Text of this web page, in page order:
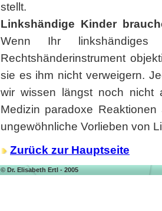
stellt.
Linkshändige Kinder
Wenn Ihr
Rechtshänderinstrument
sie es ihm nicht verweigern.
wir wissen längst noch nicht
Medizin paradoxe
ungewöhnliche Vorlieben von
Zurück zur Hauptseite
© Dr. Elisabeth Ertl - 2005